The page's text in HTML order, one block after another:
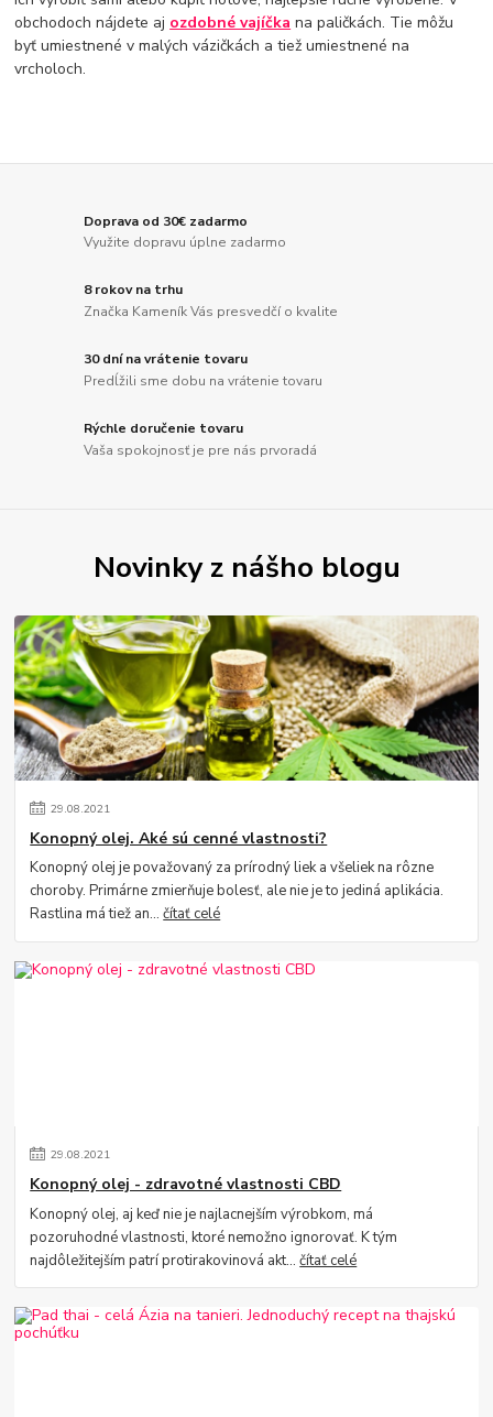
obchodoch nájdete aj ozdobné vajíčka na paličkách. Tie môžu
byť umiestnené v malých vázičkách a tiež umiestnené na
vrcholoch.
Doprava od 30€ zadarmo
Využite dopravu úplne zadarmo
8 rokov na trhu
Značka Kameník Vás presvedčí o kvalite
30 dní na vrátenie tovaru
Predĺžili sme dobu na vrátenie tovaru
Rýchle doručenie tovaru
Vaša spokojnosť je pre nás prvoradá
Novinky z nášho blogu
29.08.2021
Konopný olej. Aké sú cenné vlastnosti?
Konopný olej je považovaný za prírodný liek a všeliek na rôzne
choroby. Primárne zmierňuje bolesť, ale nie je to jediná aplikácia.
Rastlina má tiež an...čítať celé
29.08.2021
Konopný olej - zdravotné vlastnosti CBD
Konopný olej, aj keď nie je najlacnejším výrobkom, má
pozoruhodné vlastnosti, ktoré nemožno ignorovať. K tým
najdôležitejším patrí protirakovinová akt...čítať celé